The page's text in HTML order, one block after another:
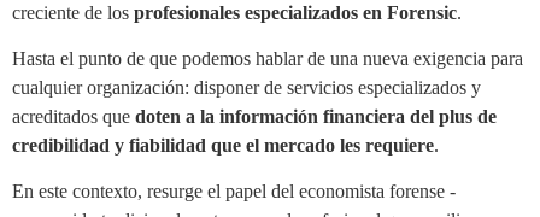
creciente de los profesionales especializados en Forensic.
Hasta el punto de que podemos hablar de una nueva exigencia para
cualquier organización: disponer de servicios especializados y
acreditados que doten a la información financiera del plus de
credibilidad y fiabilidad que el mercado les requiere.
En este contexto, resurge el papel del economista forense -